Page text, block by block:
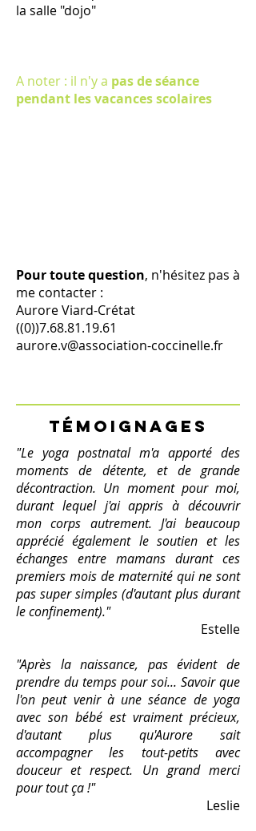
la salle "dojo"
A noter : il n'y a pas de séance
pendant les vacances scolaires
Pour toute question, n'hésitez pas à
me contacter :
Aurore Viard-Crétat
((0))7.68.81.19.61
aurore.v@association-coccinelle.fr
Témoignages
"Le yoga postnatal m'a apporté des
moments de détente, et de grande
décontraction. Un moment pour moi,
durant lequel j'ai appris à découvrir
mon corps autrement. J'ai beaucoup
apprécié également le soutien et les
échanges entre mamans durant ces
premiers mois de maternité qui ne sont
pas super simples (d'autant plus durant
le confinement)."
Estelle
"Après la naissance, pas évident de
prendre du temps pour soi... Savoir que
l'on peut venir à une séance de yoga
avec son bébé est vraiment précieux,
d'autant plus qu'Aurore sait
accompagner les tout-petits avec
douceur et respect. Un grand merci
pour tout ça !"
Leslie